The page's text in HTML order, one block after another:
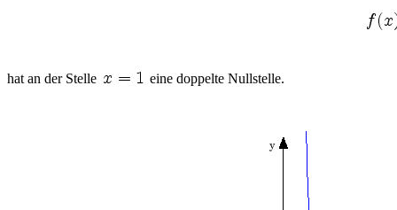
hat an der Stelle eine doppelte Nullstelle.